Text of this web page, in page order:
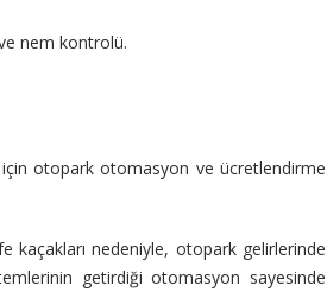
nem kontrolü.
için otopark otomasyon ve ücretlendirme
nedeniyle, otopark gelirlerinde
getirdiği otomasyon sayesinde